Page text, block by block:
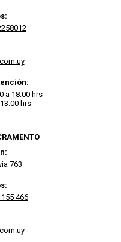
a 18:00 hrs
hrs
763
466